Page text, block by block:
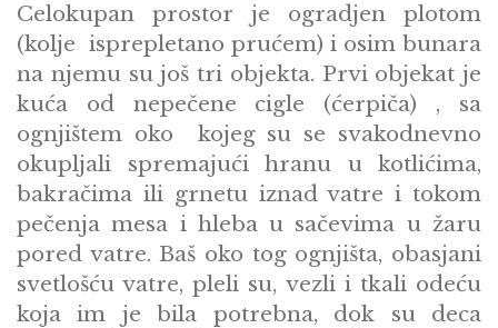
Celokupan prostor je ogradjen plotom
(kolje isprepletano prućem) i osim bunara
na njemu su još tri objekta. Prvi objekat je
kuća od nepečene cigle (ćerpiča) , sa
ognjištem oko kojeg su se svakodnevno
okupljali spremajući hranu u kotlićima,
bakračima ili grnetu iznad vatre i tokom
pečenja mesa i hleba u sačevima u žaru
pored vatre. Baš oko tog ognjišta, obasjani
svetlošću vatre, pleli su, vezli i tkali odeću
koja im je bila potrebna, dok su deca